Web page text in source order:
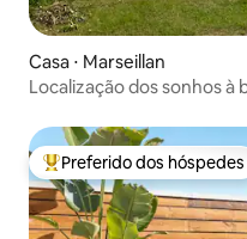
Casa ⋅ Marseillan
Localização dos sonhos à
Entre os melhores
Preferido dos hóspedes